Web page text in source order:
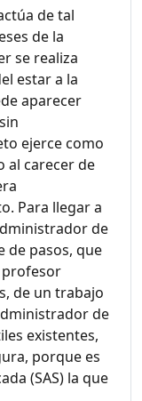
de tal
de la
se realiza
estar a la
aparecer
ejerce como
al carecer de
Para llegar a
de
de pasos, que
profesor
de un trabajo
de
existentes,
porque es
(SAS) la que